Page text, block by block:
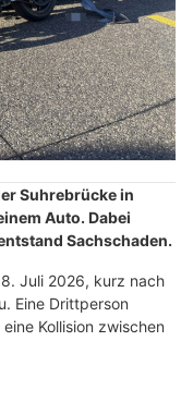
Suhrebrücke in
Auto. Dabei
Sachschaden.
Juli 2026, kurz nach
Eine Drittperson
Kollision zwischen